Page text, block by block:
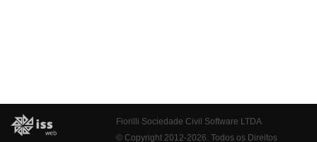
Fiorilli Sociedade Civil Software LTDA
© Copyright 2012-2026. Todos os Direitos